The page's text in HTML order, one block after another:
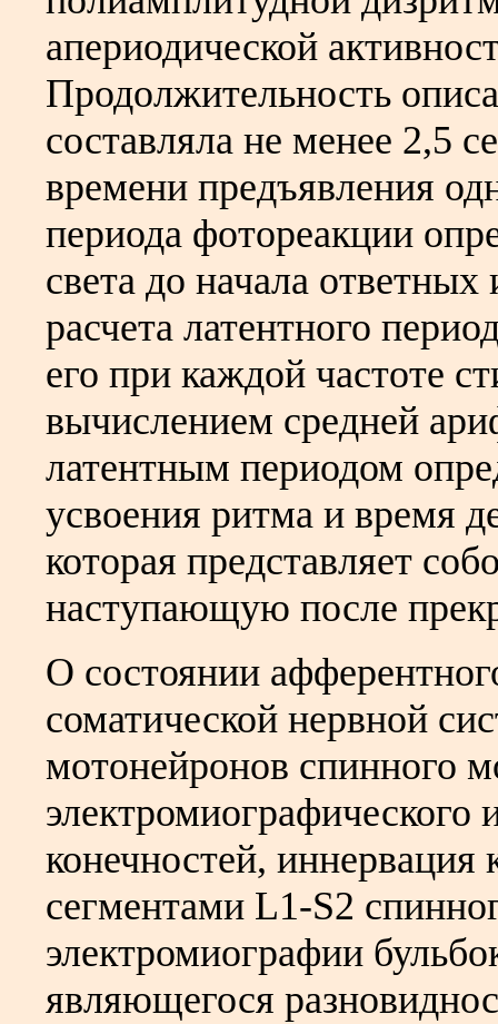
апериодической
Продолжительность
составляла не менее 2,5
времени предъявления
периода фотореакции
света до начала
расчета латентного
его при каждой частоте
вычислением средней
латентным периодом
усвоения ритма и время
которая представляет
наступающую после
О состоянии
соматической нервной
мотонейронов спинного
конечностей, иннервация
сегментами L1-S2
электромиографии
являющегося